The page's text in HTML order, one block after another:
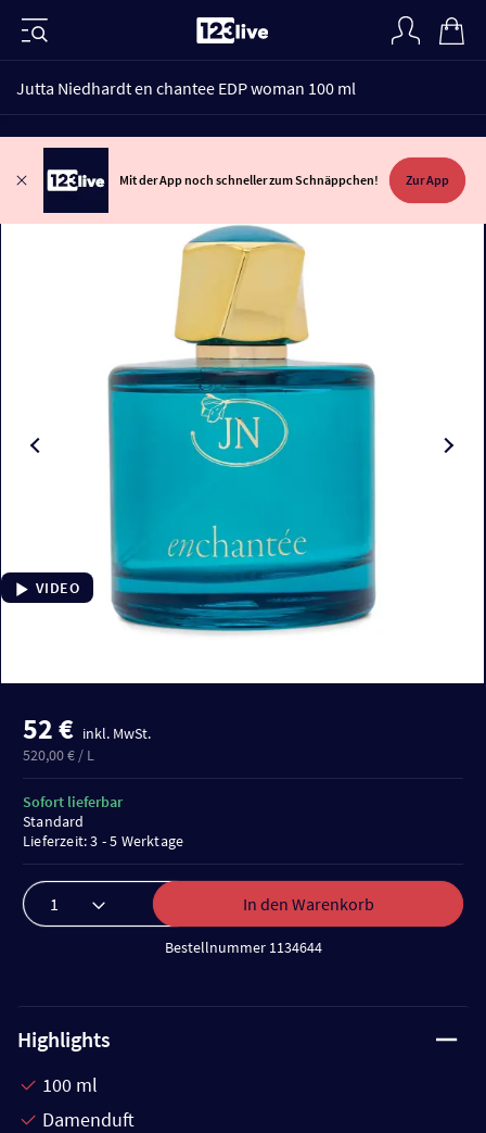
Jutta Niedhardt en chantee EDP woman 100 ml
Mit der App noch schneller zum Schnäppchen! Zur App
VIDEO
52 € inkl. MwSt.
520,00 € / L
In den Warenkorb
Bestellnummer 1134644
Sofort lieferbar
Standard
Lieferzeit: 3 - 5 Werktage
Highlights
100 ml
Damenduft